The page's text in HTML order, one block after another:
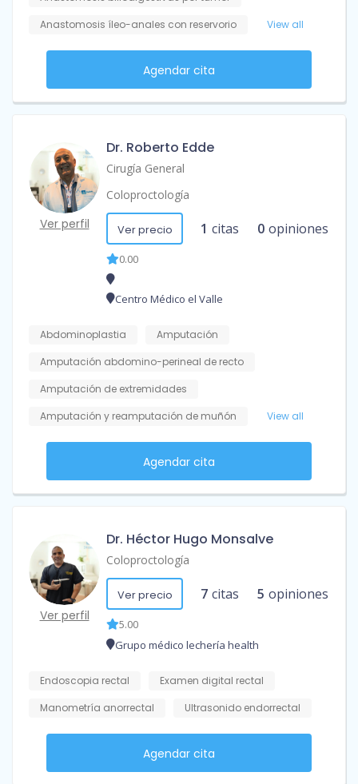
Anastomosis íleo-anales con reservorio
View all
Agendar cita
Ver perfil
Dr. Roberto Edde
Cirugía General
Coloproctología
Ver precio 1 citas 0 opiniones
0.00
Centro Médico el Valle
Abdominoplastia
Amputación
Amputación abdomino-perineal de recto
Amputación de extremidades
Amputación y reamputación de muñón
View all
Agendar cita
Ver perfil
Dr. Héctor Hugo Monsalve
Coloproctología
Ver precio 7 citas 5 opiniones
5.00
Grupo médico lechería health
Endoscopia rectal
Examen digital rectal
Manometría anorrectal
Ultrasonido endorrectal
Agendar cita